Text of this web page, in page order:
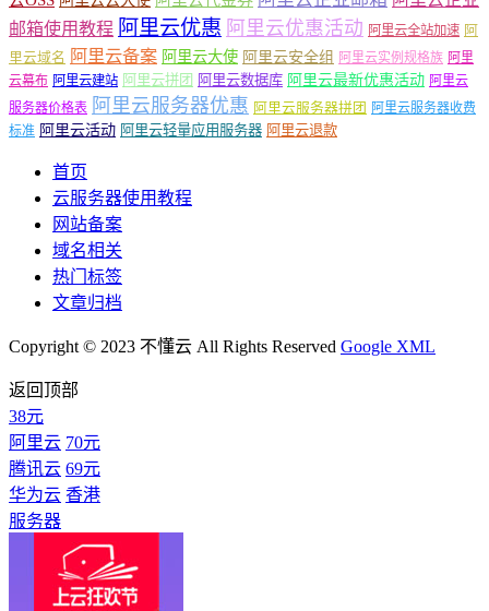
邮箱使用教程 阿里云优惠 阿里云优惠活动 阿里云全站加速 阿
里云域名 阿里云备案 阿里云大使 阿里云安全组 阿里云实例规格族 阿里
云幕布 阿里云建站 阿里云拼团 阿里云数据库 阿里云最新优惠活动 阿里云
服务器价格表 阿里云服务器优惠 阿里云服务器拼团 阿里云服务器收费
标准 阿里云活动 阿里云轻量应用服务器 阿里云退款
首页
云服务器使用教程
网站备案
域名相关
热门标签
文章归档
Copyright © 2023 不懂云 All Rights Reserved Google XML
返回顶部
38元
阿里云 70元
腾讯云 69元
华为云 香港
服务器